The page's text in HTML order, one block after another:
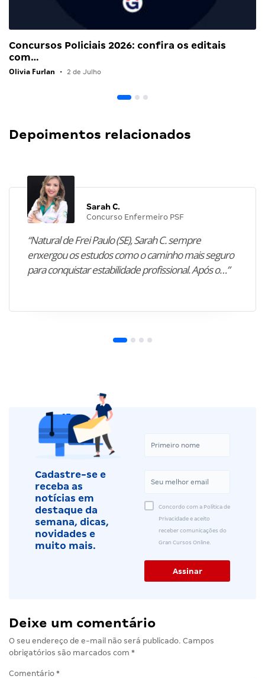
Concursos Policiais 2026: confira os editais
com…
Olivia Furlan • 2 de Julho
Depoimentos relacionados
Sarah C.
Concurso Enfermeiro PSF
“Natural de Frei Paulo (SE), Sarah C. sempre
enxergou os estudos como o caminho mais seguro
para conquistar estabilidade profissional. Após o…”
Cadastre-se e
receba as
notícias em
destaque da
semana, dicas,
novidades e
muito mais.
Concordo com a Política de
Privacidade e aceito
receber comunicações do
Gran Cursos Online.
Deixe um comentário
O seu endereço de e-mail não será publicado. Campos
obrigatórios são marcados com *
Comentário *